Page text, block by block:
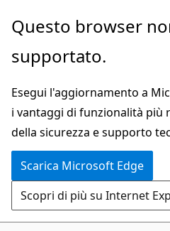
Ignora
passa
contenuto
principale
Questo browser
supportato.
Esegui l'aggiornamento a
i vantaggi di funzionalità più
della sicurezza e supporto
Scarica Microsoft Edge
Scopri di più su Internet